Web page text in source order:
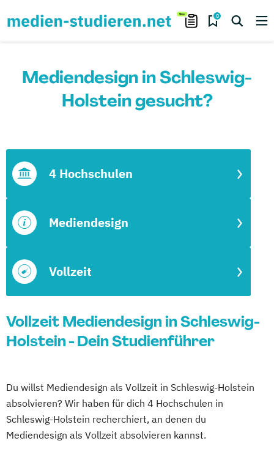
0
Mediendesign in Schleswig-
Holstein gesucht?
Vollzeit
Mediendesign
4 Hochschulen
Vollzeit Mediendesign in Schleswig-
Holstein - Dein Studienführer
Du willst Mediendesign als Vollzeit in Schleswig-Holstein
absolvieren? Wir haben für dich 4 Hochschulen in
Schleswig-Holstein recherchiert, an denen du
Mediendesign als Vollzeit absolvieren kannst.